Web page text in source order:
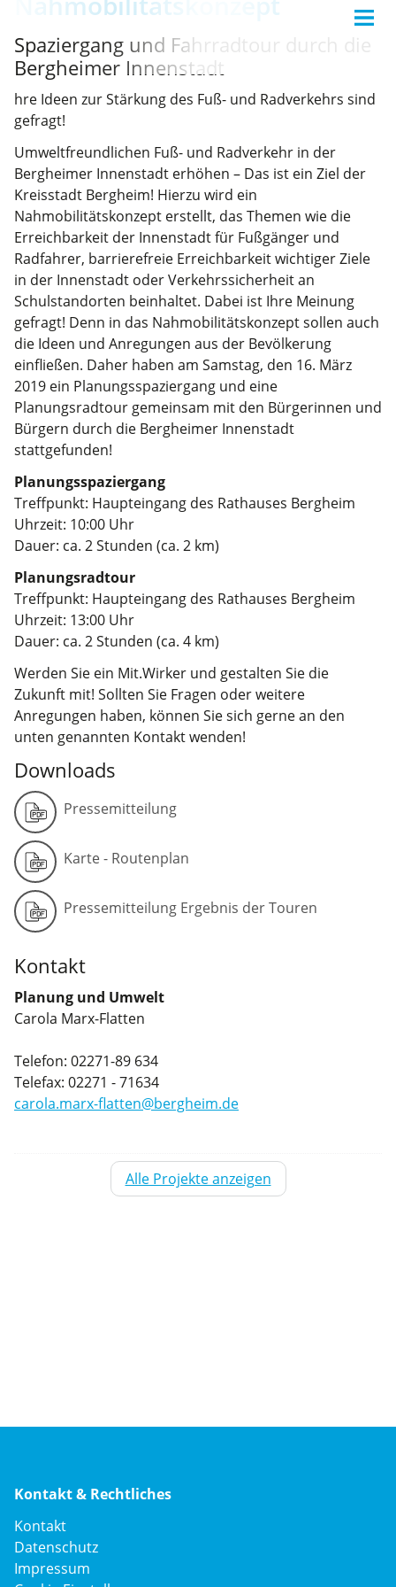
Spaziergang und Fahrradtour durch die
Bergheimer Innenstadt
hre Ideen zur Stärkung des Fuß- und Radverkehrs sind
gefragt!
Umweltfreundlichen Fuß- und Radverkehr in der
Bergheimer Innenstadt erhöhen – Das ist ein Ziel der
Kreisstadt Bergheim! Hierzu wird ein
Nahmobilitätskonzept erstellt, das Themen wie die
Erreichbarkeit der Innenstadt für Fußgänger und
Radfahrer, barrierefreie Erreichbarkeit wichtiger Ziele
in der Innenstadt oder Verkehrssicherheit an
Schulstandorten beinhaltet. Dabei ist Ihre Meinung
gefragt! Denn in das Nahmobilitätskonzept sollen auch
die Ideen und Anregungen aus der Bevölkerung
einfließen. Daher haben am Samstag, den 16. März
2019 ein Planungsspaziergang und eine
Planungsradtour gemeinsam mit den Bürgerinnen und
Bürgern durch die Bergheimer Innenstadt
stattgefunden!
Planungsspaziergang
Treffpunkt: Haupteingang des Rathauses Bergheim
Uhrzeit: 10:00 Uhr
Dauer: ca. 2 Stunden (ca. 2 km)
Planungsradtour
Treffpunkt: Haupteingang des Rathauses Bergheim
Uhrzeit: 13:00 Uhr
Dauer: ca. 2 Stunden (ca. 4 km)
Werden Sie ein Mit.Wirker und gestalten Sie die
Zukunft mit! Sollten Sie Fragen oder weitere
Anregungen haben, können Sie sich gerne an den
unten genannten Kontakt wenden!
Downloads
Pressemitteilung
Karte - Routenplan
Pressemitteilung Ergebnis der Touren
Kontakt
Planung und Umwelt
Carola Marx-Flatten
Telefon: 02271-89 634
Telefax: 02271 - 71634
carola.marx-flatten@bergheim.de
Alle Projekte anzeigen
Kontakt & Rechtliches
Navigation
überspringen
Kontakt
Datenschutz
Impressum